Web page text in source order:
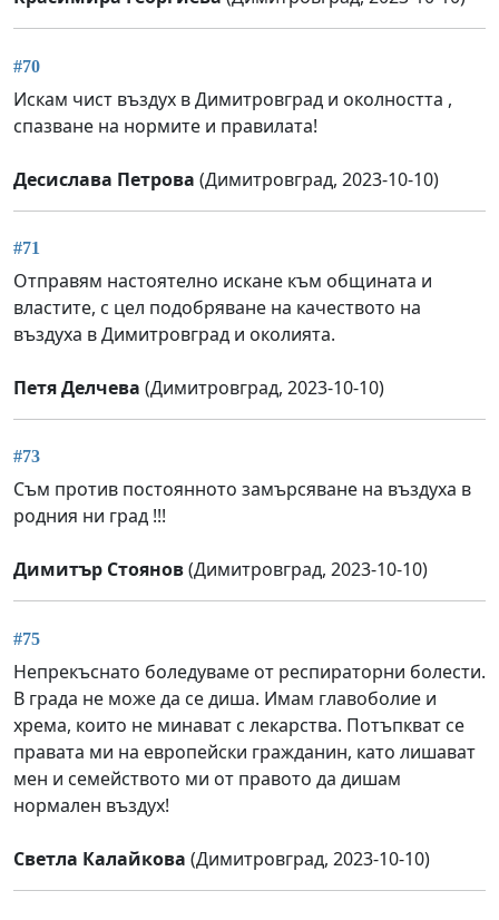
#70
Искам чист въздух в Димитровград и околността ,
спазване на нормите и правилата!
Десислава Петрова (Димитровград, 2023-10-10)
#71
Отправям настоятелно искане към общината и
властите, с цел подобряване на качеството на
въздуха в Димитровград и околията.
Петя Делчева (Димитровград, 2023-10-10)
#73
Съм против постоянното замърсяване на въздуха в
родния ни град !!!
Димитър Стоянов(Димитровград, 2023-10-10)
#75
Непрекъснато боледуваме от респираторни болести.
В града не може да се диша. Имам главоболие и
хрема, които не минават с лекарства. Потъпкват се
правата ми на европейски гражданин, като лишават
мен и семейството ми от правото да дишам
нормален въздух!
Светла Калайкова (Димитровград, 2023-10-10)